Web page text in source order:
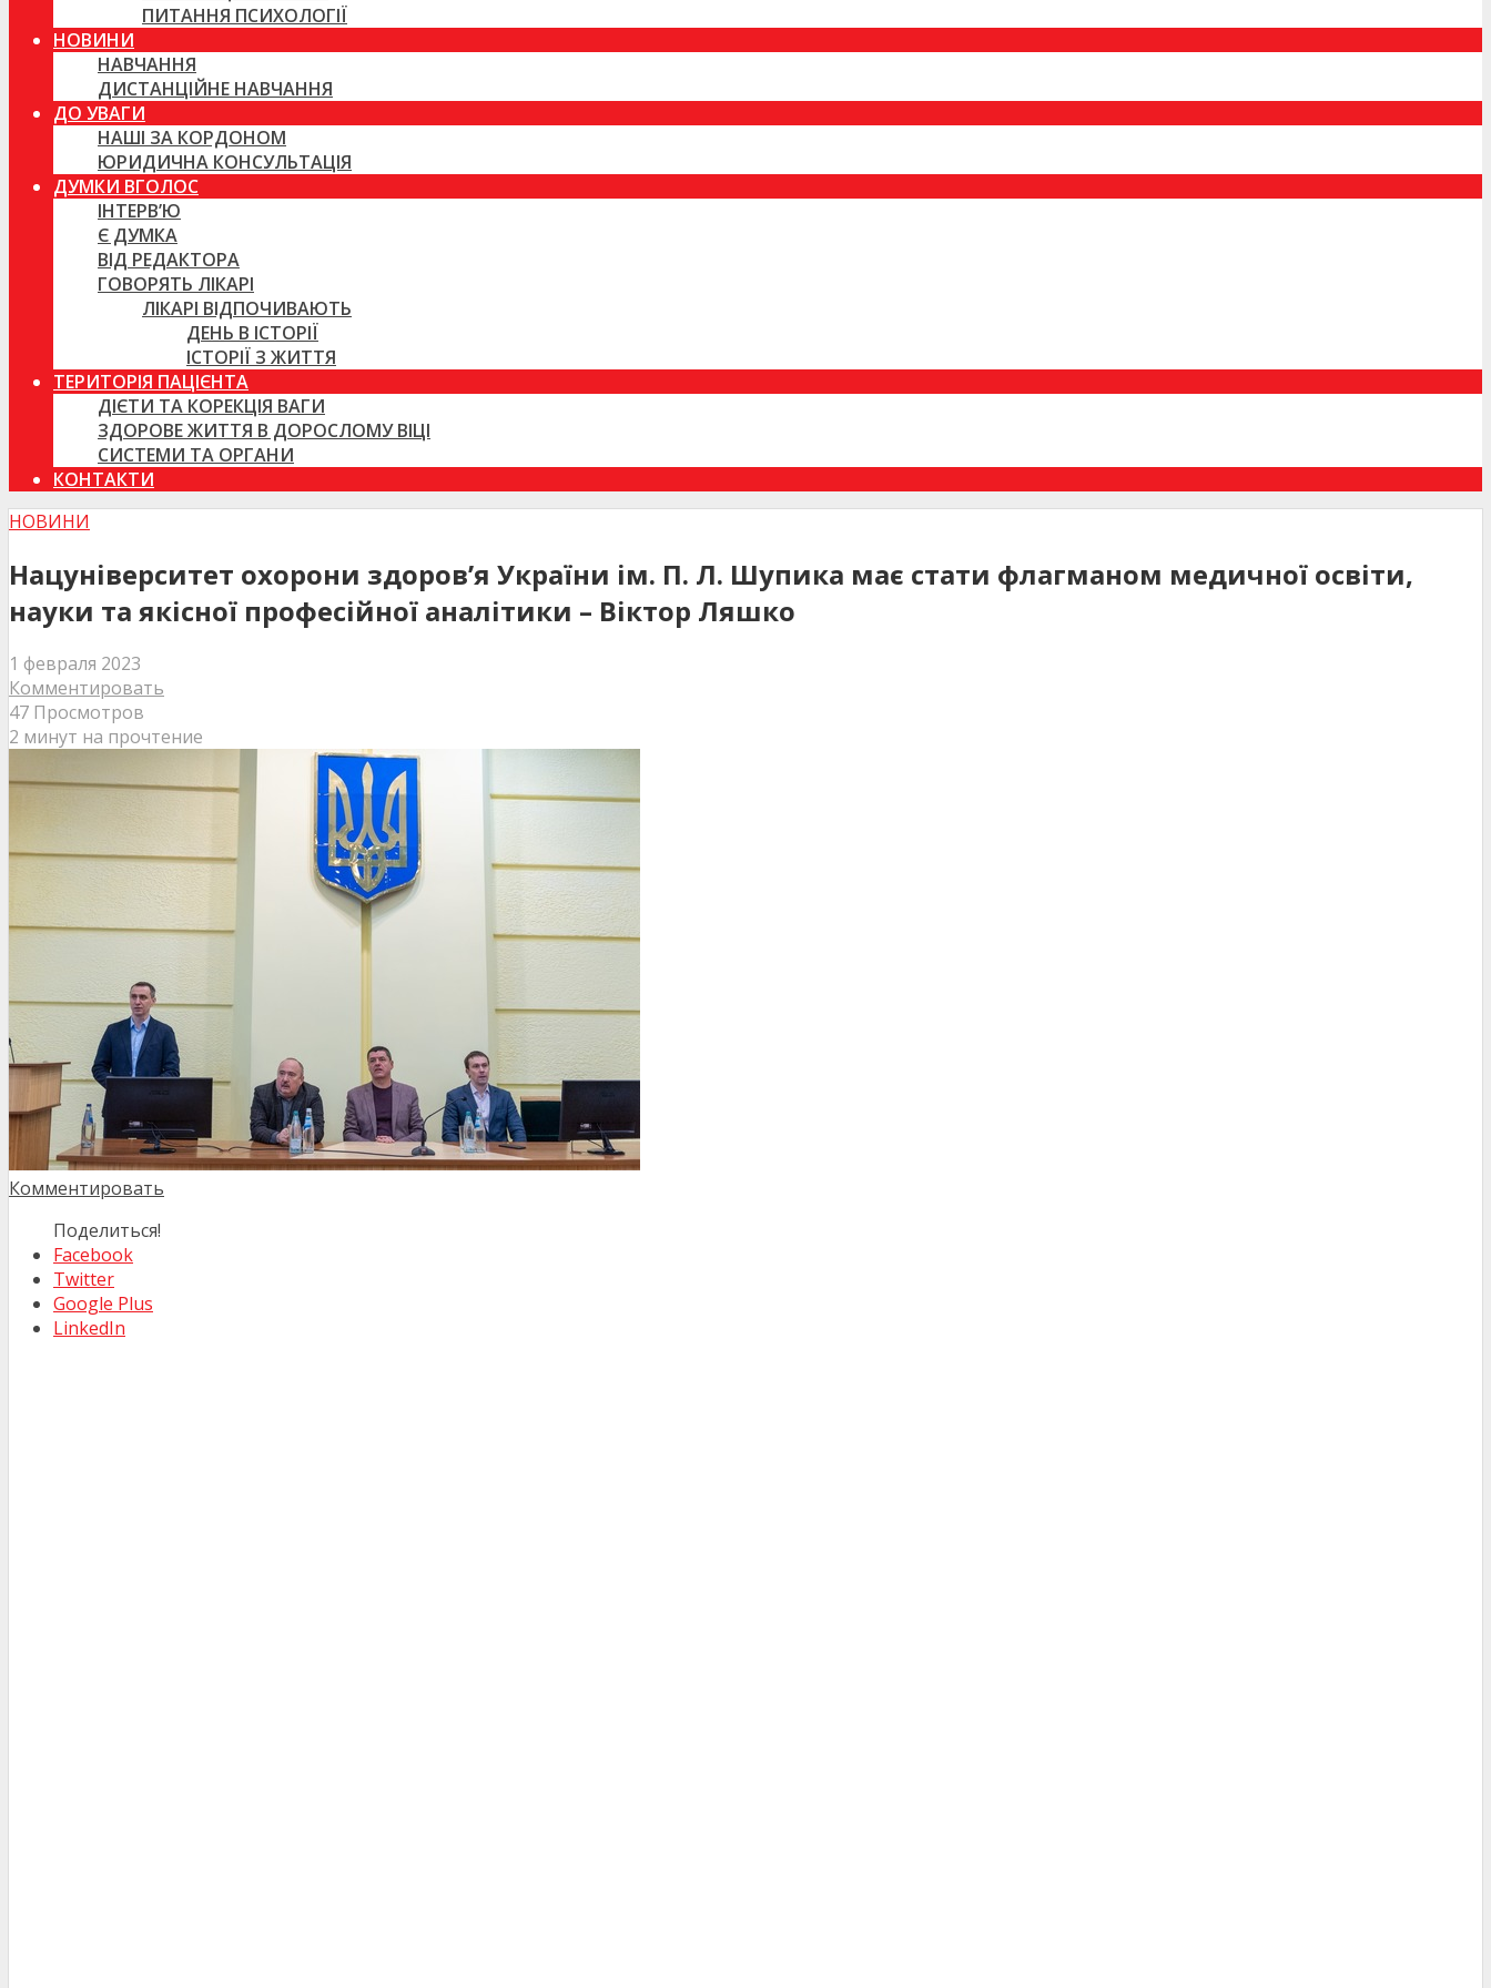
ПИТАННЯ ПСИХОЛОГІЇ
НОВИНИ
НАВЧАННЯ
ДИСТАНЦІЙНЕ НАВЧАННЯ
ДО УВАГИ
НАШІ ЗА КОРДОНОМ
ЮРИДИЧНА КОНСУЛЬТАЦІЯ
ДУМКИ ВГОЛОС
ІНТЕРВ’Ю
Є ДУМКА
ВІД РЕДАКТОРА
ГОВОРЯТЬ ЛІКАРІ
ЛІКАРІ ВІДПОЧИВАЮТЬ
ДЕНЬ В ІСТОРІЇ
ІСТОРІЇ З ЖИТТЯ
ТЕРИТОРІЯ ПАЦІЄНТА
ДІЄТИ ТА КОРЕКЦІЯ ВАГИ
ЗДОРОВЕ ЖИТТЯ В ДОРОСЛОМУ ВІЦІ
СИСТЕМИ ТА ОРГАНИ
КОНТАКТИ
НОВИНИ
Нацуніверситет охорони здоров’я України ім. П. Л. Шупика має стати флагманом медичної освіти,
науки та якісної професійної аналітики – Віктор Ляшко
1 февраля 2023
Комментировать
47 Просмотров
2 минут на прочтение
Комментировать
Поделиться!
Facebook
Twitter
Google Plus
LinkedIn